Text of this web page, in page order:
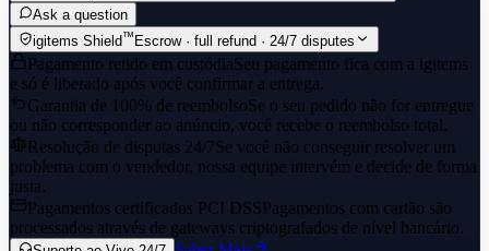
Ask a question
igitems Shield™ Escrow · full refund · 24/7 disputes
Pagamento retido em custódiaSeu pagamento fica com a igitems
e só é liberado após você confirmar a entrega.
Garantia de 100% de reembolsoSe o seu pedido não for entregue
ou não corresponder ao anúncio, você recebe o reembolso total.
Resolução de disputas 24/7Se você não conseguir resolver um
problema com o vendedor, nossa equipe intervém e decide de forma
justa.
Pagamentos certificados PCI DSSPagamentos com cartão são
processados através de gateways criptografados de nível bancário.